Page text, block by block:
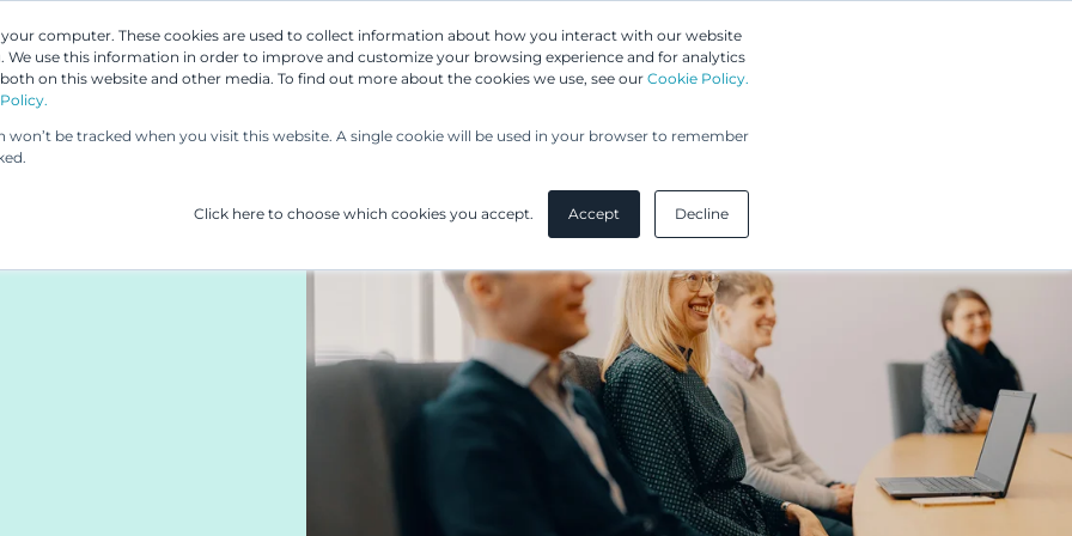
computer. These cookies are used to collect information about how you interact with our website
We use this information in order to improve and customize your browsing experience and for analytics
on this website and other media. To find out more about the cookies we use, see our Cookie Policy.
be tracked when you visit this website. A single cookie will be used in your browser to remember
Click here to choose which cookies you accept. Accept Decline
Asiantuntijamme Palvelumme UP & UPC Asiakkaamme